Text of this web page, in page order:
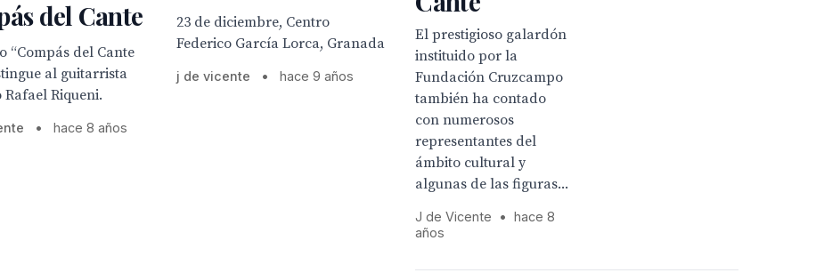
del Cante
“Compás del Cante
al guitarrista
Riqueni.
• hace 8 años
23 de diciembre, Centro
Federico García Lorca, Granada
j de vicente • hace 9 años
El prestigioso galardón
instituido por la
Fundación Cruzcampo
también ha contado
con numerosos
representantes del
ámbito cultural y
algunas de las figuras...
J de Vicente •
hace 8
años